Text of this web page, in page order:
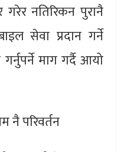
नतिरिकन पुरानै
सेवा प्रदान गर्ने
माग गर्दै आयो
नै परिवर्तन